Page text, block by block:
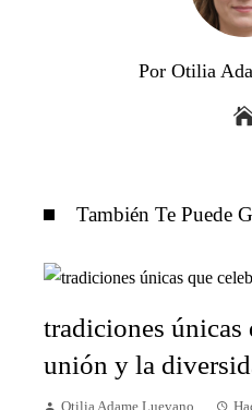
Por Otilia
También Te Puede
tradiciones únicas
unión y la
Otilia Adame Luevano